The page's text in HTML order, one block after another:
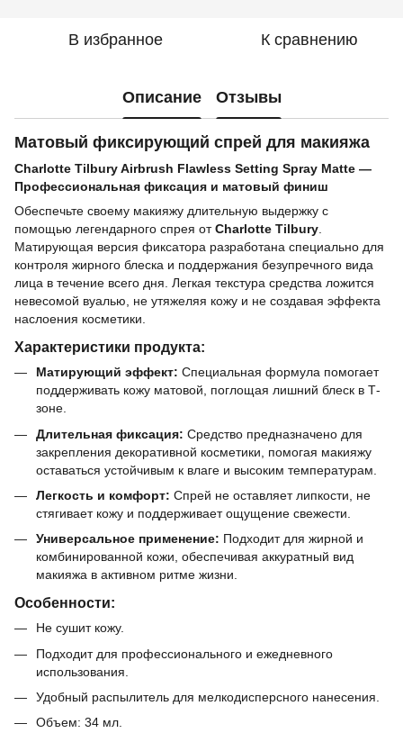
В избранное К сравнению
Описание Отзывы
Матовый фиксирующий спрей для макияжа
Charlotte Tilbury Airbrush Flawless Setting Spray Matte —
Профессиональная фиксация и матовый финиш
Обеспечьте своему макияжу длительную выдержку с
помощью легендарного спрея отCharlotte Tilbury.
Матирующая версия фиксатора разработана специально для
контроля жирного блеска и поддержания безупречного вида
лица в течение всего дня. Легкая текстура средства ложится
невесомой вуалью, не утяжеляя кожу и не создавая эффекта
наслоения косметики.
Характеристики продукта:
Матирующий эффект: Специальная формула помогает
поддерживать кожу матовой, поглощая лишний блеск в Т-
зоне.
Длительная фиксация: Средство предназначено для
закрепления декоративной косметики, помогая макияжу
оставаться устойчивым к влаге и высоким температурам.
Легкость и комфорт: Спрей не оставляет липкости, не
стягивает кожу и поддерживает ощущение свежести.
Универсальное применение: Подходит для жирной и
комбинированной кожи, обеспечивая аккуратный вид
макияжа в активном ритме жизни.
Особенности:
Не сушит кожу.
Подходит для профессионального и ежедневного
использования.
Удобный распылитель для мелкодисперсного нанесения.
Объем: 34 мл.